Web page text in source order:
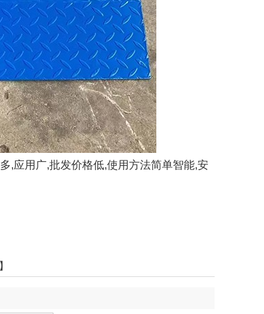
,应用广,批发价格低,使用方法简单智能,安